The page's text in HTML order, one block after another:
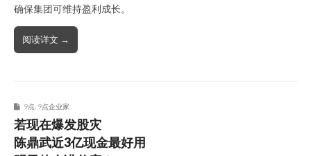
确保集团可维持盈利成长。
阅读详文 →
9点 9点企业家
若现在爆发股灾
陈鼎武近3亿现金最好用